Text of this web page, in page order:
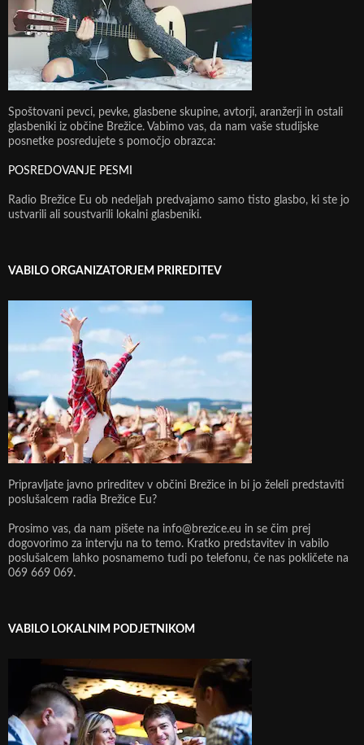
Spoštovani pevci, pevke, glasbene skupine, avtorji, aranžerji in ostali
glasbeniki iz občine Brežice. Vabimo vas, da nam vaše studijske
posnetke posredujete s pomočjo obrazca:
POSREDOVANJE PESMI
Radio Brežice Eu ob nedeljah predvajamo samo tisto glasbo, ki ste jo
ustvarili ali soustvarili lokalni glasbeniki.
VABILO ORGANIZATORJEM PRIREDITEV
Pripravljate javno prireditev v občini Brežice in bi jo želeli predstaviti
poslušalcem radia Brežice Eu?
Prosimo vas, da nam pišete na info@brezice.eu in se čim prej
dogovorimo za intervju na to temo. Kratko predstavitev in vabilo
poslušalcem lahko posnamemo tudi po telefonu, če nas pokličete na
069 669 069.
VABILO LOKALNIM PODJETNIKOM